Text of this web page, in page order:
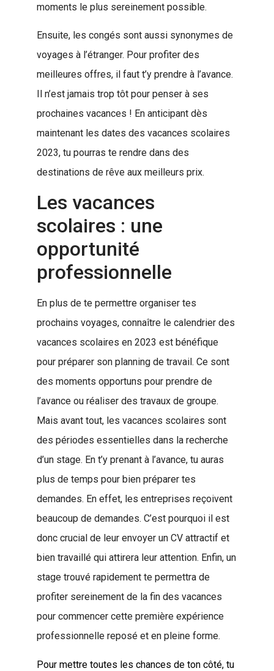
moments le plus sereinement possible.
Ensuite, les congés sont aussi synonymes de
voyages à l’étranger. Pour profiter des
meilleures offres, il faut t’y prendre à l’avance.
Il n’est jamais trop tôt pour penser à ses
prochaines vacances ! En anticipant dès
maintenant les dates des vacances scolaires
2023, tu pourras te rendre dans des
destinations de rêve aux meilleurs prix.
Les vacances
scolaires : une
opportunité
professionnelle
En plus de te permettre organiser tes
prochains voyages, connaître le calendrier des
vacances scolaires en 2023 est bénéfique
pour préparer son planning de travail. Ce sont
des moments opportuns pour prendre de
l’avance ou réaliser des travaux de groupe.
Mais avant tout, les vacances scolaires sont
des périodes essentielles dans la recherche
d’un stage. En t’y prenant à l’avance, tu auras
plus de temps pour bien préparer tes
demandes. En effet, les entreprises reçoivent
beaucoup de demandes. C’est pourquoi il est
donc crucial de leur envoyer un CV attractif et
bien travaillé qui attirera leur attention. Enfin, un
stage trouvé rapidement te permettra de
profiter sereinement de la fin des vacances
pour commencer cette première expérience
professionnelle reposé et en pleine forme.
Pour mettre toutes les chances de ton côté, tu